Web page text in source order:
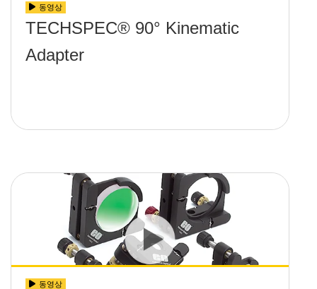
동영상
TECHSPEC® 90° Kinematic
Adapter
동영상